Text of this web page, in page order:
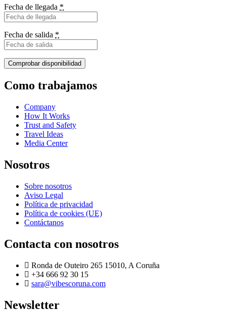
Fecha de llegada *
Fecha de salida *
Como trabajamos
Company
How It Works
Trust and Safety
Travel Ideas
Media Center
Nosotros
Sobre nosotros
Aviso Legal
Política de privacidad
Política de cookies (UE)
Contáctanos
Contacta con nosotros
Ronda de Outeiro 265 15010, A Coruña
+34 666 92 30 15
sara@vibescoruna.com
Newsletter